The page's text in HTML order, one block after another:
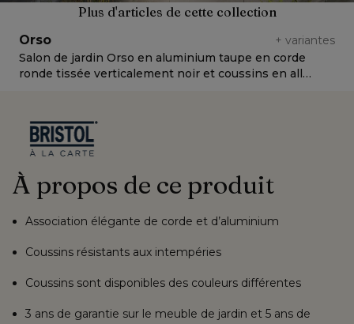
Plus d'articles de cette collection
Orso + variantes
Salon de jardin Orso en aluminium taupe en corde
ronde tissée verticalement noir et coussins en all
À propos de ce produit
Association élégante de corde et d’aluminium
Coussins résistants aux intempéries
Coussins sont disponibles des couleurs différentes
3 ans de garantie sur le meuble de jardin et 5 ans de